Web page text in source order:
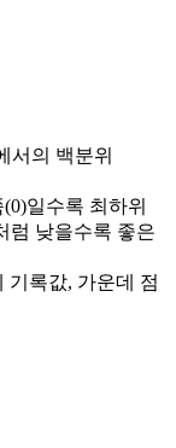
서의 백분위
일수록 최하위
럼 낮을수록 좋은
기록값, 가운데 점